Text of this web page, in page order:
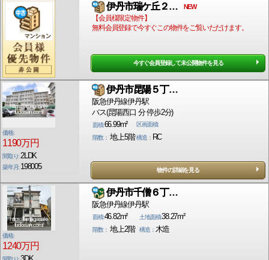
伊丹市瑞ケ丘２… NEW
【会員様限定物件】
無料会員登録で今すぐこの物件をご覧いただけます。
今すぐ会員登録して未公開物件を見る
https://amagasaki-
fudosan.com/
価格:
1190万円
間取り:2LDK
築年月: 198005
伊丹市昆陽５丁…
阪急伊丹線伊丹駅
バス(昆陽西口 分 停歩2分)
面積:66.99m²
区画面積:
階数： 地上5階 構造： RC
物件の詳細を見る
https://amagasaki-
fudosan.com/
価格:
1240万円
伊丹市千僧６丁…
阪急伊丹線伊丹駅
面積:46.82m² 土地面積:38.27m²
階数： 地上2階 構造： 木造